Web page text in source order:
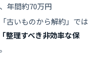
年間約70万円
古いものから解約」では
整理すべき非効率な保